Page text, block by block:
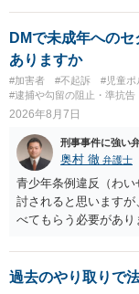
DMで未成年への
ありますか
#加害者 #不起訴 #児童ポ
#逮捕や勾留の阻止・準抗告
2026年8月7日
刑事事件に強い
奥村 徹 弁護士
青少年条例違反（わ
討されると思います
べてもらう必要があり
過去のやり取りで